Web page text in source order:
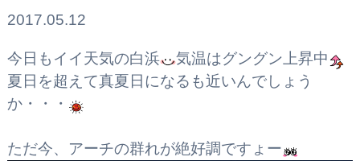
2017.05.12
今日もイイ天気の白浜
気温はグングン上昇中
夏日を超えて真夏日になるも近いんでしょう
か・・・
ただ今、アーチの群れが絶好調ですょー